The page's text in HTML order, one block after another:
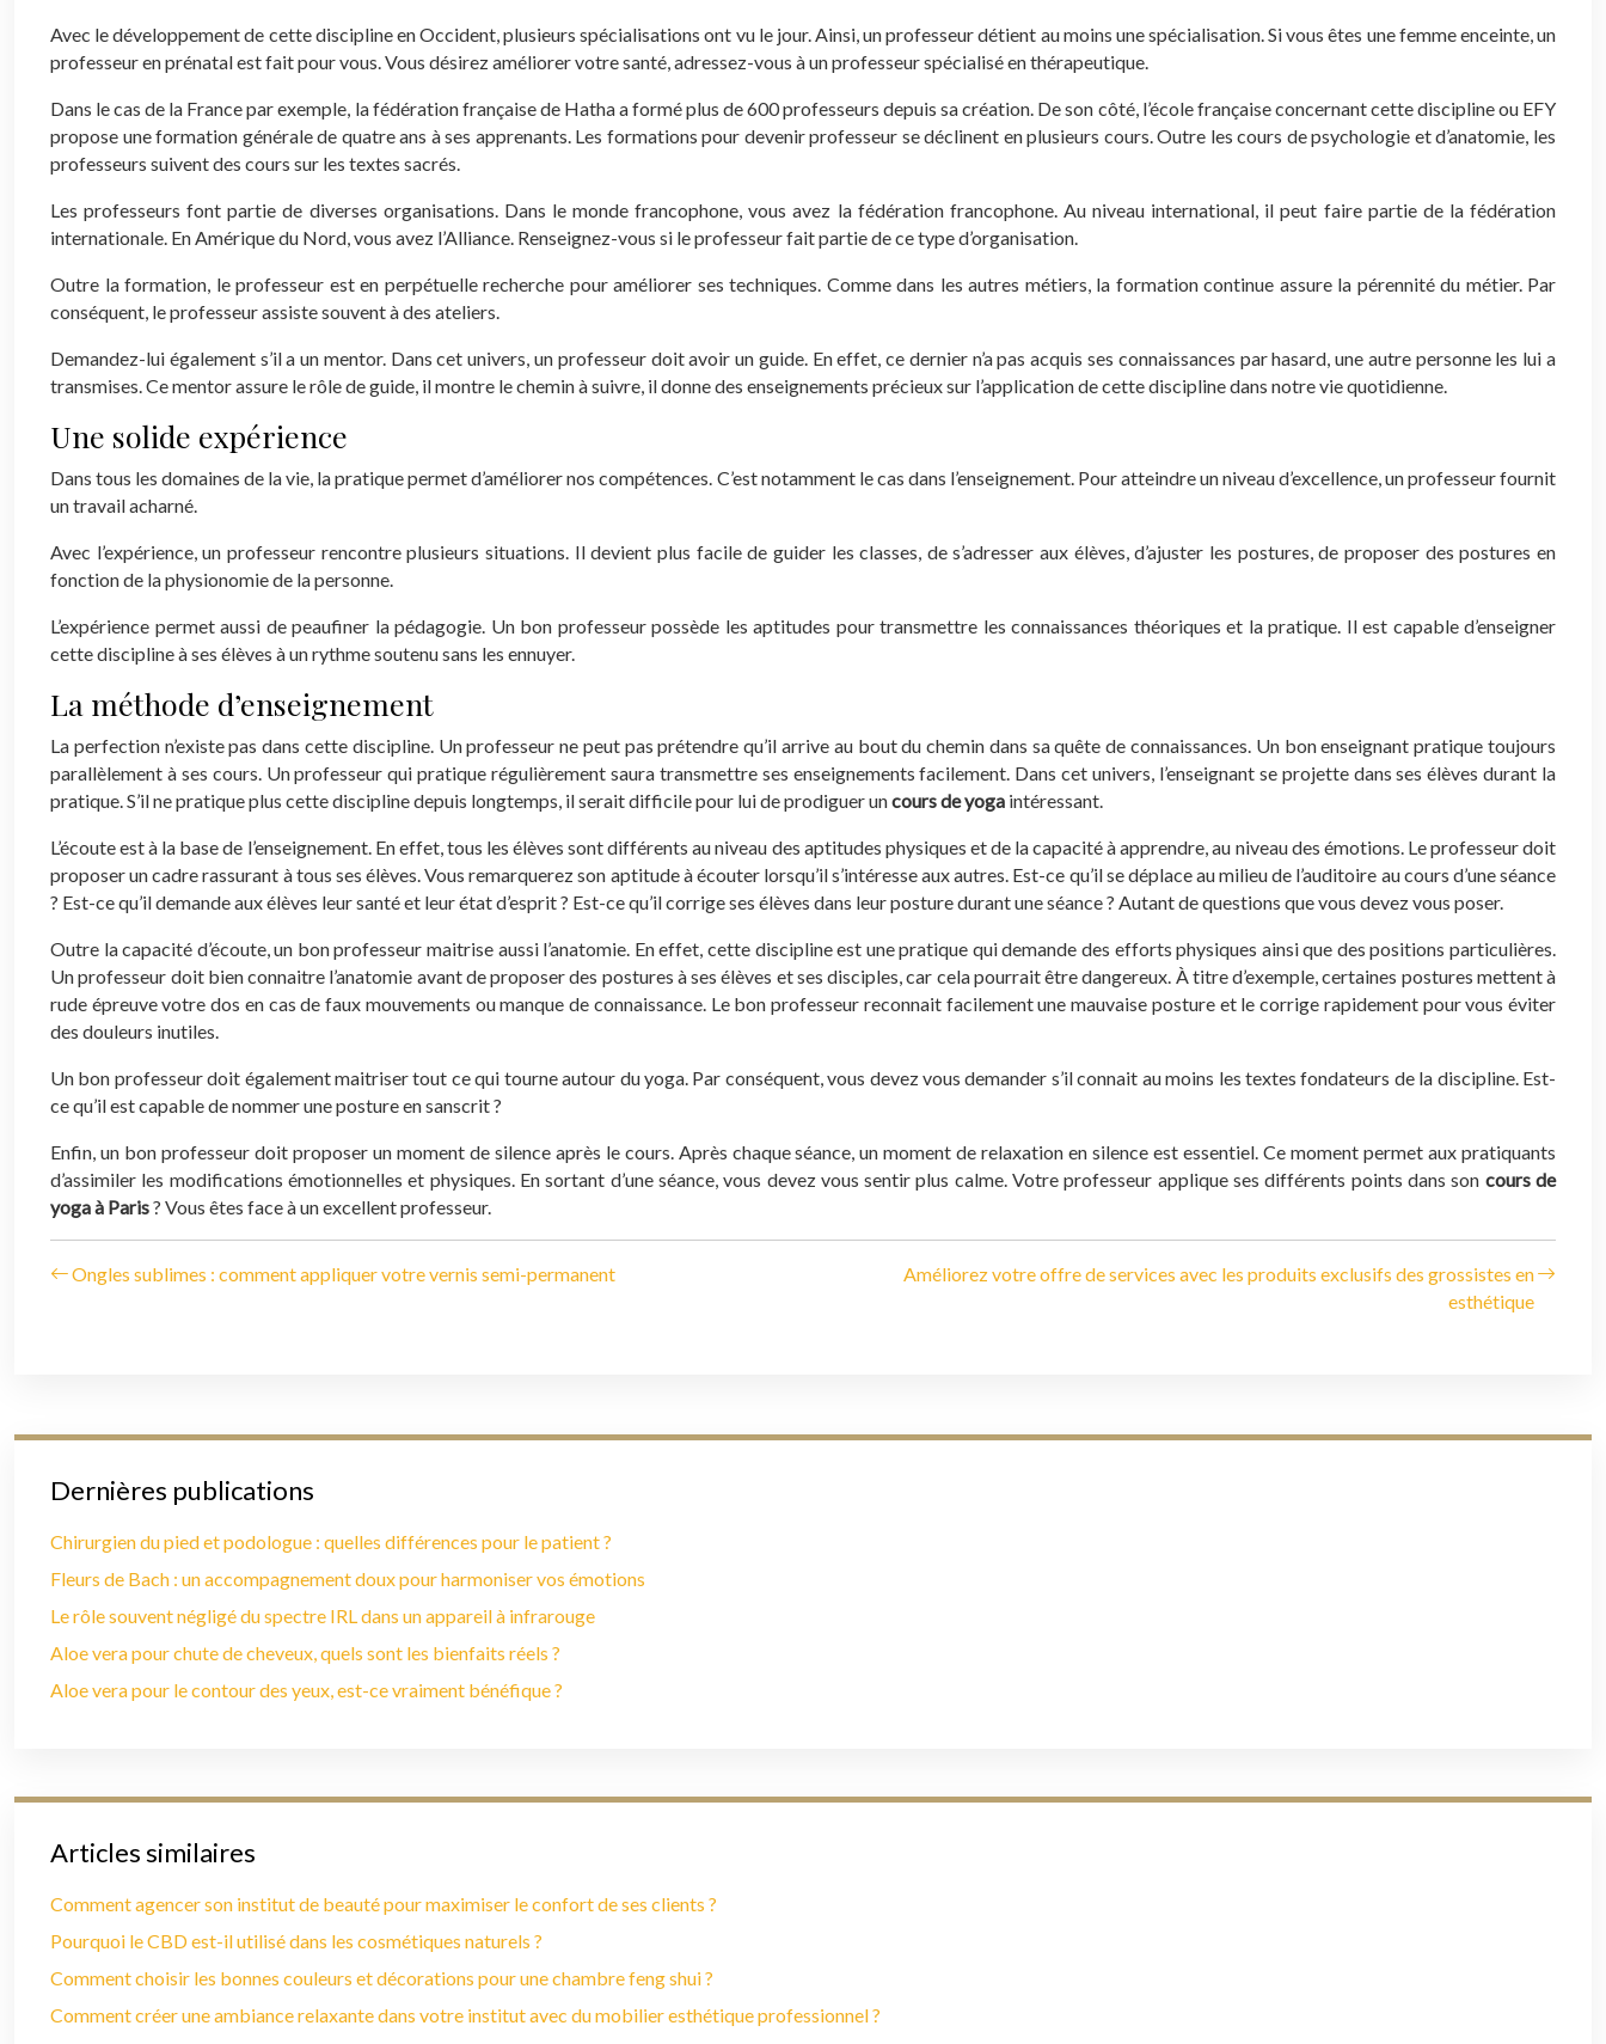
Avec le développement de cette discipline en Occident, plusieurs spécialisations ont vu le jour. Ainsi, un professeur détient au moins une spécialisation. Si vous êtes une femme enceinte, un
professeur en prénatal est fait pour vous. Vous désirez améliorer votre santé, adressez-vous à un professeur spécialisé en thérapeutique.
Dans le cas de la France par exemple, la fédération française de Hatha a formé plus de 600 professeurs depuis sa création. De son côté, l’école française concernant cette discipline ou EFY
propose une formation générale de quatre ans à ses apprenants. Les formations pour devenir professeur se déclinent en plusieurs cours. Outre les cours de psychologie et d’anatomie, les
professeurs suivent des cours sur les textes sacrés.
Les professeurs font partie de diverses organisations. Dans le monde francophone, vous avez la fédération francophone. Au niveau international, il peut faire partie de la fédération
internationale. En Amérique du Nord, vous avez l’Alliance. Renseignez-vous si le professeur fait partie de ce type d’organisation.
Outre la formation, le professeur est en perpétuelle recherche pour améliorer ses techniques. Comme dans les autres métiers, la formation continue assure la pérennité du métier. Par
conséquent, le professeur assiste souvent à des ateliers.
Demandez-lui également s’il a un mentor. Dans cet univers, un professeur doit avoir un guide. En effet, ce dernier n’a pas acquis ses connaissances par hasard, une autre personne les lui a
transmises. Ce mentor assure le rôle de guide, il montre le chemin à suivre, il donne des enseignements précieux sur l’application de cette discipline dans notre vie quotidienne.
Une solide expérience
Dans tous les domaines de la vie, la pratique permet d’améliorer nos compétences. C’est notamment le cas dans l’enseignement. Pour atteindre un niveau d’excellence, un professeur fournit
un travail acharné.
Avec l’expérience, un professeur rencontre plusieurs situations. Il devient plus facile de guider les classes, de s’adresser aux élèves, d’ajuster les postures, de proposer des postures en
fonction de la physionomie de la personne.
L’expérience permet aussi de peaufiner la pédagogie. Un bon professeur possède les aptitudes pour transmettre les connaissances théoriques et la pratique. Il est capable d’enseigner
cette discipline à ses élèves à un rythme soutenu sans les ennuyer.
La méthode d’enseignement
La perfection n’existe pas dans cette discipline. Un professeur ne peut pas prétendre qu’il arrive au bout du chemin dans sa quête de connaissances. Un bon enseignant pratique toujours
parallèlement à ses cours. Un professeur qui pratique régulièrement saura transmettre ses enseignements facilement. Dans cet univers, l’enseignant se projette dans ses élèves durant la
pratique. S’il ne pratique plus cette discipline depuis longtemps, il serait difficile pour lui de prodiguer uncours de yoga intéressant.
L’écoute est à la base de l’enseignement. En effet, tous les élèves sont différents au niveau des aptitudes physiques et de la capacité à apprendre, au niveau des émotions. Le professeur doit
proposer un cadre rassurant à tous ses élèves. Vous remarquerez son aptitude à écouter lorsqu’il s’intéresse aux autres. Est-ce qu’il se déplace au milieu de l’auditoire au cours d’une séance
? Est-ce qu’il demande aux élèves leur santé et leur état d’esprit ? Est-ce qu’il corrige ses élèves dans leur posture durant une séance ? Autant de questions que vous devez vous poser.
Outre la capacité d’écoute, un bon professeur maitrise aussi l’anatomie. En effet, cette discipline est une pratique qui demande des efforts physiques ainsi que des positions particulières.
Un professeur doit bien connaitre l’anatomie avant de proposer des postures à ses élèves et ses disciples, car cela pourrait être dangereux. À titre d’exemple, certaines postures mettent à
rude épreuve votre dos en cas de faux mouvements ou manque de connaissance. Le bon professeur reconnait facilement une mauvaise posture et le corrige rapidement pour vous éviter
des douleurs inutiles.
Un bon professeur doit également maitriser tout ce qui tourne autour du yoga. Par conséquent, vous devez vous demander s’il connait au moins les textes fondateurs de la discipline. Est-
ce qu’il est capable de nommer une posture en sanscrit ?
Enfin, un bon professeur doit proposer un moment de silence après le cours. Après chaque séance, un moment de relaxation en silence est essentiel. Ce moment permet aux pratiquants
d’assimiler les modifications émotionnelles et physiques. En sortant d’une séance, vous devez vous sentir plus calme. Votre professeur applique ses différents points dans son cours de
yoga à Paris? Vous êtes face à un excellent professeur.
Ongles sublimes : comment appliquer votre vernis semi-permanent
Améliorez votre offre de services avec les produits exclusifs des grossistes en
esthétique
Dernières publications
Chirurgien du pied et podologue : quelles différences pour le patient ?
Fleurs de Bach : un accompagnement doux pour harmoniser vos émotions
Le rôle souvent négligé du spectre IRL dans un appareil à infrarouge
Aloe vera pour chute de cheveux, quels sont les bienfaits réels ?
Aloe vera pour le contour des yeux, est-ce vraiment bénéfique ?
Articles similaires
Comment agencer son institut de beauté pour maximiser le confort de ses clients ?
Pourquoi le CBD est-il utilisé dans les cosmétiques naturels ?
Comment choisir les bonnes couleurs et décorations pour une chambre feng shui ?
Comment créer une ambiance relaxante dans votre institut avec du mobilier esthétique professionnel ?